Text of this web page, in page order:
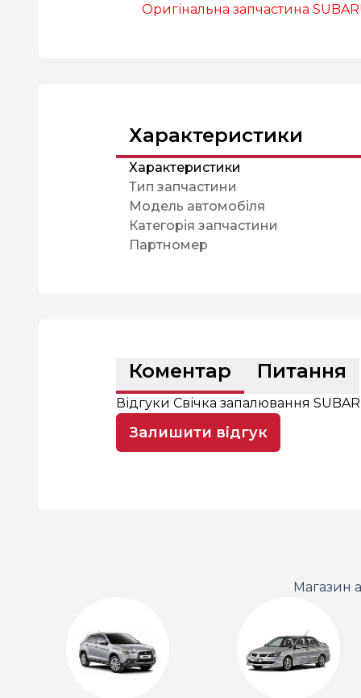
Оригінальна запчастина
Характеристики
Характеристики
Тип запчастини
Модель автомобіля
Категорія запчастини
Партномер
Коментар Питання
Відгуки Свічка запалювання
Залишити відгук
Магазин